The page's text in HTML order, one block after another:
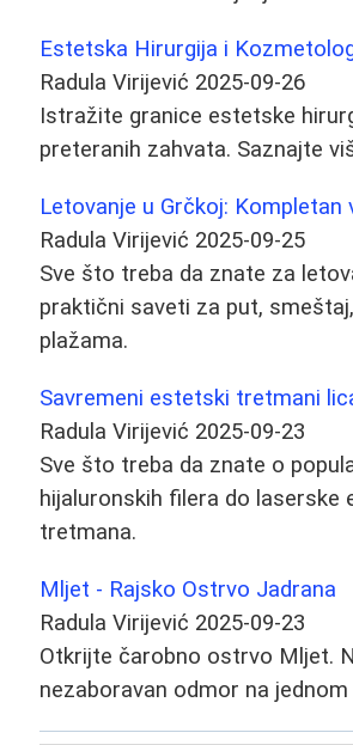
Estetska Hirurgija i
Radula Virijević 2025-09-26
Istražite granice estetske
preteranih zahvata. Saznajte
Letovanje u Grčkoj:
Radula Virijević 2025-09-25
Sve što treba da znate za
praktični saveti za put,
plažama.
Savremeni estetski tretmani
Radula Virijević 2025-09-23
Sve što treba da znate o
hijaluronskih filera do
tretmana.
Mljet - Rajsko Ostrvo Jadrana
Radula Virijević 2025-09-23
Otkrijte čarobno ostrvo Mljet.
nezaboravan odmor na